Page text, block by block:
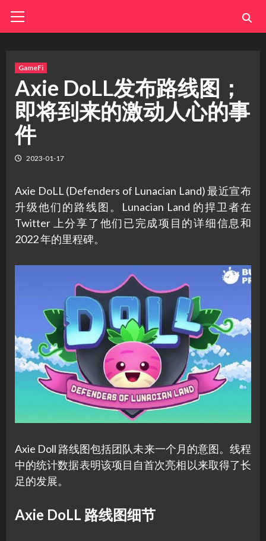
Menu
GameFi
Axie DoLL发布路线图；
即将到来的激动人心的事
件
2023-01-17
Axie DoLL (Defenders of Lunacian Land) 最近宣布
升级他们的路线图。Lunacian Land 的捍卫者在
Twitter 上分享了他们已完成项目的详细信息和
2022 年的里程碑。
Axie Doll 路线图包括团队未来一个月的意图。线程
中的统计数据表明该项目自首次亮相以来取得了长
足的发展。
Axie DoLL 路线图细节